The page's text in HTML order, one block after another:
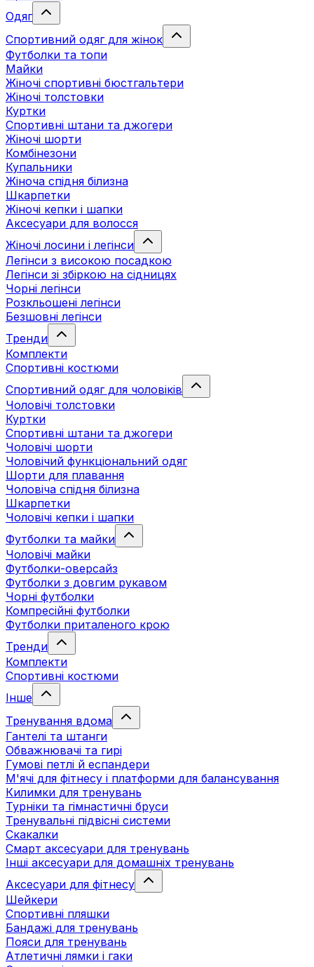
Одяг
Спортивний одяг для жінок
Футболки та топи
Майки
Жіночі спортивні бюстгальтери
Жіночі толстовки
Куртки
Спортивні штани та джогери
Жіночі шорти
Комбінезони
Купальники
Жіноча спідня білизна
Шкарпетки
Жіночі кепки і шапки
Аксесуари для волосся
Жіночі лосини і легінси
Легінси з високою посадкою
Легінси зі збіркою на сідницях
Чорні легінси
Розкльошені легінси
Безшовні легінси
Тренди
Комплекти
Спортивні костюми
Спортивний одяг для чоловіків
Чоловічі толстовки
Куртки
Спортивні штани та джогери
Чоловічі шорти
Чоловічий функціональний одяг
Шорти для плавання
Чоловіча спідня білизна
Шкарпетки
Чоловічі кепки і шапки
Футболки та майки
Чоловічі майки
Футболки-оверсайз
Футболки з довгим рукавом
Чорні футболки
Компресійні футболки
Футболки приталеного крою
Тренди
Комплекти
Спортивні костюми
Інше
Тренування вдома
Гантелі та штанги
Обважнювачі та гирі
Гумові петлі й еспандери
М'ячі для фітнесу і платформи для балансування
Килимки для тренувань
Турніки та гімнастичні бруси
Тренувальні підвісні системи
Скакалки
Смарт аксесуари для тренувань
Інші аксесуари для домашніх тренувань
Аксесуари для фітнесу
Шейкери
Спортивні пляшки
Бандажі для тренувань
Пояси для тренувань
Атлетичні лямки і гаки